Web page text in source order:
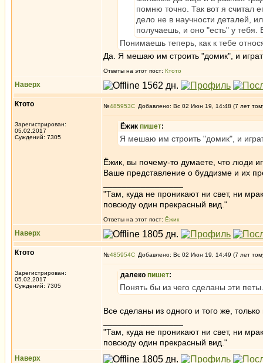
помню точно. Так вот я считал
дело не в научности деталей,
получаешь, и оно "есть" у тебя.
Понимаешь теперь, как к тебе
Да. Я мешаю им строить "домик", и
Ответы на этот пост: Ктото
Наверх
Ктото
Зарегистрирован:
05.02.2017
Суждений: 7305
№485953 Добавлено: Вс 02 Июн 19, 14:48 (7 лет
Ёжик пишет:
Я мешаю им строить "домик", и
Ёжик, вы почему-то думаете, что люди
Ваше представление о буддизме и их
"Там, куда не проникают ни свет, ни
повсюду один прекрасный вид."
Ответы на этот пост: Ёжик
Наверх
Ктото
Зарегистрирован:
05.02.2017
Суждений: 7305
№485954 Добавлено: Вс 02 Июн 19, 14:49 (7 лет
далеко пишет:
Понять бы из чего сделаны эти
Все сделаны из одного и того же,
"Там, куда не проникают ни свет, ни
повсюду один прекрасный вид."
Наверх